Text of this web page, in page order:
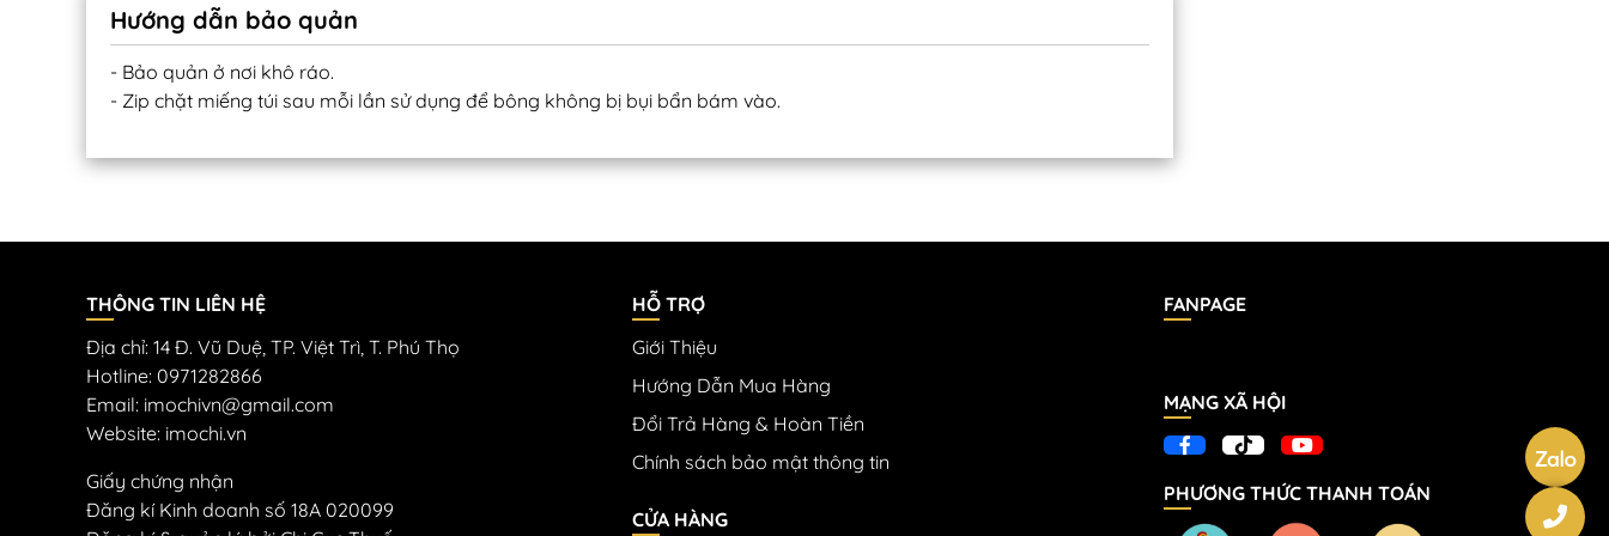
Hướng dẫn bảo quản
- Bảo quản ở nơi khô ráo.
- Zip chặt miếng túi sau mỗi lần sử dụng để bông không bị bụi bẩn bám vào.
THÔNG TIN LIÊN HỆ
Địa chỉ: 14 Đ. Vũ Duệ, TP. Việt Trì, T. Phú Thọ
Hotline: 0971282866
Email: imochivn@gmail.com
Website: imochi.vn
Giấy chứng nhận
Đăng kí Kinh doanh số 18A 020099
HỖ TRỢ
Giới Thiệu
Hướng Dẫn Mua Hàng
Đổi Trả Hàng & Hoàn Tiền
Chính sách bảo mật thông tin
CỬA HÀNG
FANPAGE
MẠNG XÃ HỘI
PHƯƠNG THỨC THANH TOÁN